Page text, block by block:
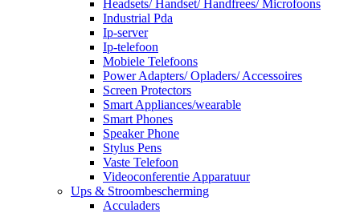
Headsets/ Handset/ Handfrees/ Microfoons
Industrial Pda
Ip-server
Ip-telefoon
Mobiele Telefoons
Power Adapters/ Opladers/ Accessoires
Screen Protectors
Smart Appliances/wearable
Smart Phones
Speaker Phone
Stylus Pens
Vaste Telefoon
Videoconferentie Apparatuur
Ups & Stroombescherming
Acculaders